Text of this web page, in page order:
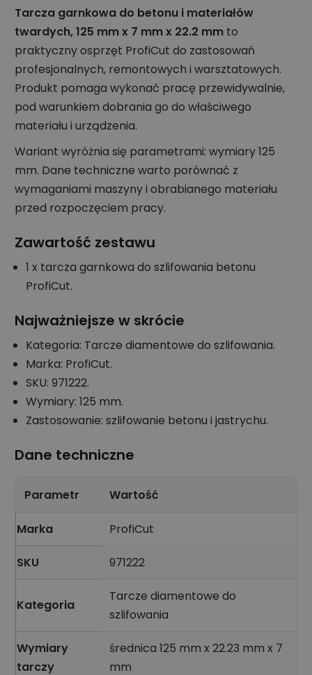
Tarcza garnkowa do betonu i materiałów
twardych, 125 mm x 7 mm x 22.2 mm to
praktyczny osprzęt ProfiCut do zastosowań
profesjonalnych, remontowych i warsztatowych.
Produkt pomaga wykonać pracę przewidywalnie,
pod warunkiem dobrania go do właściwego
materiału i urządzenia.
Wariant wyróżnia się parametrami: wymiary 125
mm. Dane techniczne warto porównać z
wymaganiami maszyny i obrabianego materiału
przed rozpoczęciem pracy.
Zawartość zestawu
1 x tarcza garnkowa do szlifowania betonu
ProfiCut.
Najważniejsze w skrócie
Kategoria: Tarcze diamentowe do szlifowania.
Marka: ProfiCut.
SKU: 971222.
Wymiary: 125 mm.
Zastosowanie: szlifowanie betonu i jastrychu.
Dane techniczne
Parametr Wartość
Marka ProfiCut
SKU 971222
Kategoria
Tarcze diamentowe do
szlifowania
Wymiary
tarczy
średnica 125 mm x 22.23 mm x 7
mm